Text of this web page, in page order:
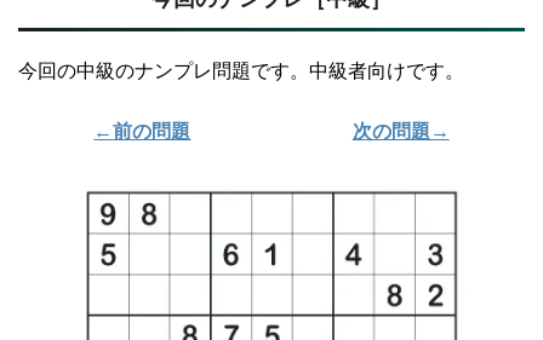
今回の中級のナンプレ問題です。中級者向けです。
←前の問題 次の問題→